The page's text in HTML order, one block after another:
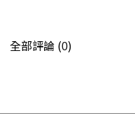
全部評論 (0)